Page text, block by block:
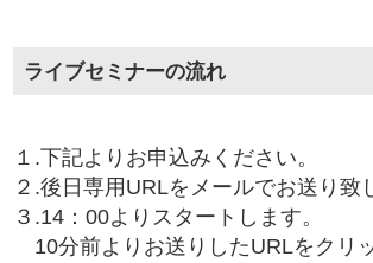
ライブセミナーの流れ
１.下記よりお申込みください。
２.後日専用URLをメールでお送り致
３.14：00よりスタートします。
10分前よりお送りしたURLをクリ